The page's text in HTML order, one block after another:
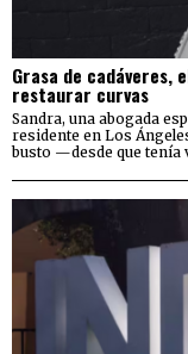
Grasa de
restaurar curvas
Sandra, una abogada
residente en Los
busto —desde que